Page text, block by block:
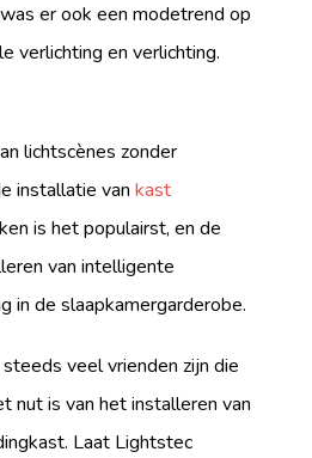
er ook een modetrend op
verlichting en verlichting.
lichtscènes zonder
installatie van kast
is het populairst, en de
van intelligente
in de slaapkamergarderobe.
veel vrienden zijn die
nut is van het installeren van
Laat Lightstec